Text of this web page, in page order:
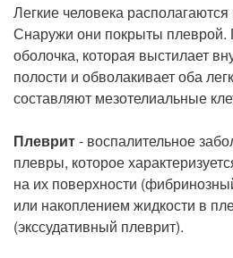
на дому
Прием врача-уролога
Прием врача-невролога
Прием врача-стоматолога
Прием врача-кардиолога
Рентгенология
Легкие человека располагаются
Снаружи они покрыты плеврой.
оболочка, которая выстилает
полости и обволакивает оба
составляют мезотелиальные
Плеврит- воспалительное
плевры, которое
на их поверхности
или накоплением жидкости в
(экссудативный плеврит).